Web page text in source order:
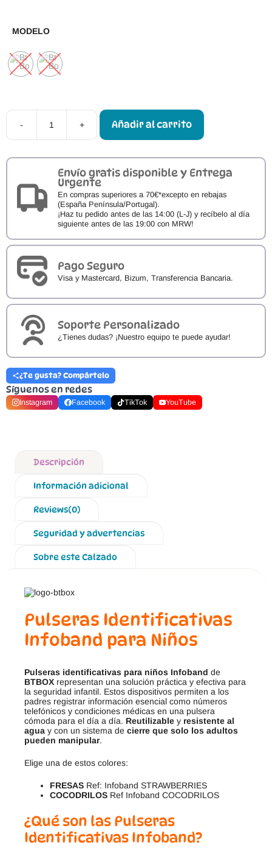
MODELO
-
Pulseras
Identificativas
para
Niños
cantidad
+ Añadir al carrito
Envío gratis disponible y Entrega
Urgente
En compras superiores a 70€*excepto en rebajas
(España Península/Portugal).
¡Haz tu pedido antes de las 14:00 (L-J) y recíbelo al día
siguiente antes de las 19:00 con MRW!
Pago Seguro
Visa y Mastercard, Bizum, Transferencia Bancaria.
Soporte Personalizado
¿Tienes dudas? ¡Nuestro equipo te puede ayudar!
¿Te gusta? Compártelo
Síguenos en redes
Instagram Facebook TikTok YouTube
Descripción
Información adicional
Reviews(0)
Seguridad y advertencias
Sobre este Calzado
Pulseras Identificativas
Infoband para Niños
Pulseras identificativas para niños Infoband de
BTBOX representan una solución práctica y efectiva para
la seguridad infantil. Estos dispositivos permiten a los
padres registrar información esencial como números
telefónicos y condiciones médicas en una pulsera
cómoda para el día a día. Reutilizable y resistente al
agua y con un sistema de cierre que solo los adultos
pueden manipular.
Elige una de estos colores:
FRESAS Ref: Infoband STRAWBERRIES
COCODRILOS Ref Infoband COCODRILOS
¿Qué son las Pulseras
Identificativas Infoband?